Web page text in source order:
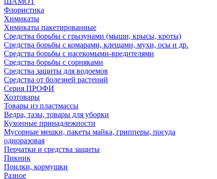
Флористика
Химикаты
Химикаты пакетированные
Средства борьбы с грызунами (мыши, крысы, кроты)
Средства борьбы с комарами, клещами, мухи, осы и др.
Средства борьбы с насекомыми-вредителями
Средства борьбы с сорняками
Средства защиты для водоемов
Средства от болезней растений
Серия ПРОФИ
Хозтовары
Товары из пластмассы
Ведра, тазы, товары для уборки
Кухонные принадлежности
Мусорные мешки, пакеты майка, грипперы, посуда
одноразовая
Перчатки и средства защиты
Пикник
Поилки, кормушки
Разное